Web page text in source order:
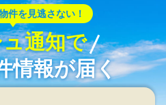
件を見逃さない！
通知で
情報が届く